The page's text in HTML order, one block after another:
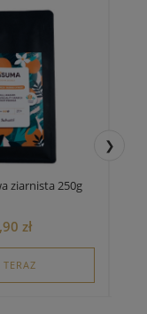
❯
ziarnista 250g
zł